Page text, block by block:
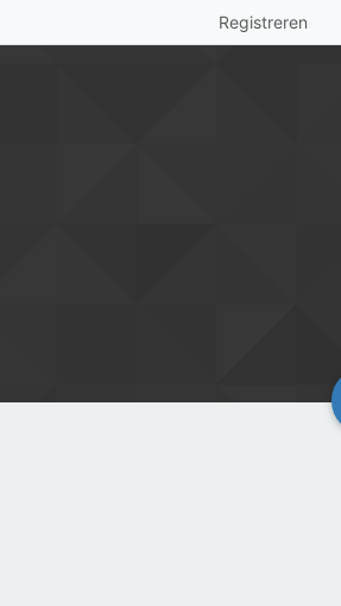
Registreren